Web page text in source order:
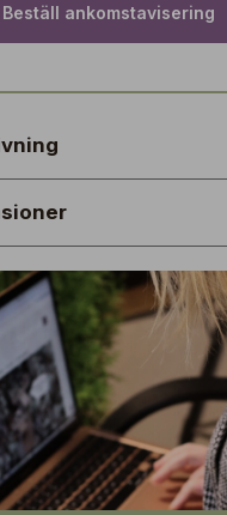
Beställ ankomstavisering